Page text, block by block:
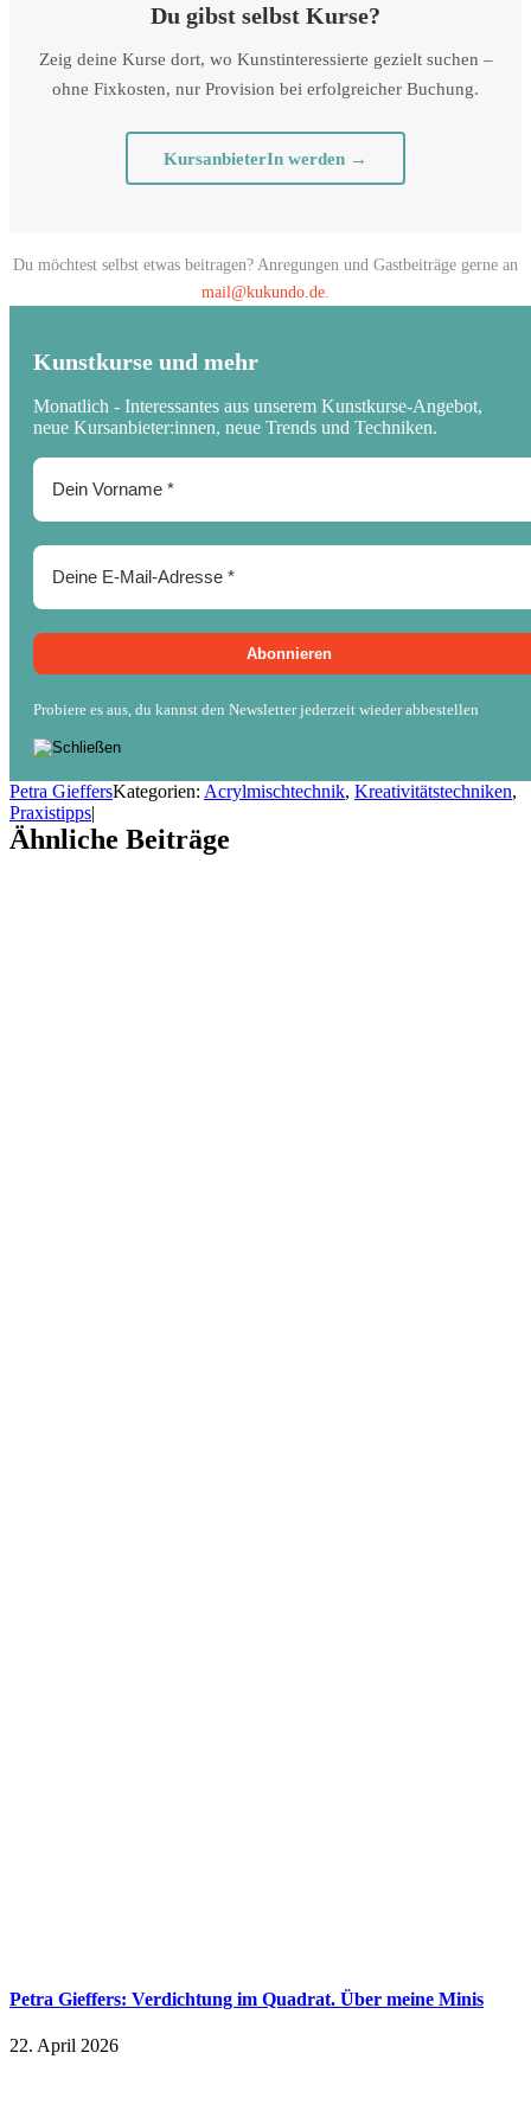
Du gibst selbst Kurse?
Zeig deine Kurse dort, wo Kunstinteressierte gezielt suchen –
ohne Fixkosten, nur Provision bei erfolgreicher Buchung.
KursanbieterIn werden →
Du möchtest selbst etwas beitragen? Anregungen und Gastbeiträge gerne an
mail@kukundo.de
Kunstkurse und mehr
Monatlich - Interessantes aus unserem Kunstkurse-Angebot,
neue Kursanbieter:innen, neue Trends und Techniken.
Probiere es aus, du kannst den Newsletter jederzeit wieder abbestellen
Petra GieffersKategorien: Acrylmischtechnik, Kreativitätstechniken,
Praxistipps|
Ähnliche Beiträge
Petra Gieffers: Verdichtung im Quadrat. Über meine Minis
22. April 2026